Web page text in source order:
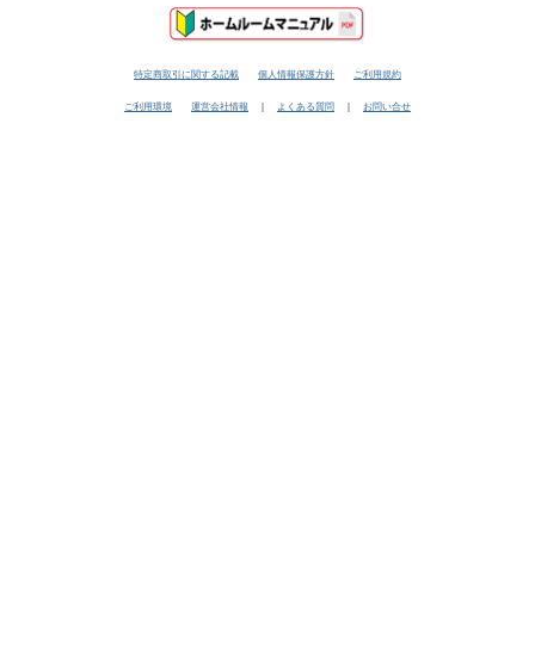
特定商取引に関する記載 個人情報保護方針 ご利用規約
ご利用環境 運営会社情報 よくある質問 お問い合せ